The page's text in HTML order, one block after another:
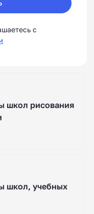
с
школ рисования
школ, учебных